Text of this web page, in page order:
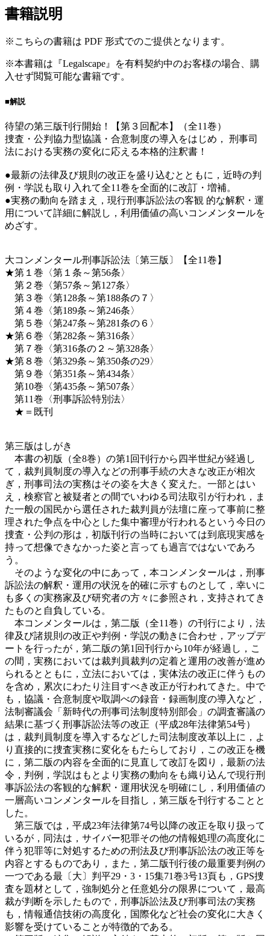
書籍説明
※こちらの書籍は PDF 形式でのご提供となります。
※本書籍は『Legalscape』を有料契約中のお客様の場合、購
入せず閲覧可能な書籍です。
■解説
待望の第三版刊行開始！【第３回配本】（全11巻）
捜査・公判協力型協議・合意制度の導入をはじめ， 刑事司
法における実務の変化に応える本格的注釈書！
●最新の法律及び規則の改正を盛り込むとともに，近時の判
例・学説も取り入れて全11巻を全面的に改訂・増補。
●実務の動向を踏まえ，現行刑事訴訟法の客観 的な解釈・運
用について詳細に解説し，利用価値の高いコンメンタールを
めざす。
大コンメンタール刑事訴訟法〔第三版〕【全11巻】
★第１巻〈第１条～第56条〉
第２巻〈第57条～第127条〉
第３巻〈第128条～第188条の７〉
第４巻〈第189条～第246条〉
第５巻〈第247条～第281条の６〉
★第６巻〈第282条～第316条〉
第７巻〈第316条の２～第328条〉
★第８巻〈第329条～第350条の29〉
第９巻〈第351条～第434条〉
第10巻〈第435条～第507条〉
第11巻〈刑事訴訟特別法〉
★＝既刊
第三版はしがき
本書の初版（全8巻）の第1回刊行から四半世紀が経過し
て，裁判員制度の導入などの刑事手続の大きな改正が相次
ぎ，刑事司法の実務はその姿を大きく変えた。一部とはい
え，検察官と被疑者との間でいわゆる司法取引が行われ，ま
た一般の国民から選任された裁判員が法壇に座って事前に整
理された争点を中心とした集中審理が行われるという今日の
捜査・公判の形は，初版刊行の当時においては到底現実感を
持って想像できなかった姿と言っても過言ではないであろ
う。
そのような変化の中にあって，本コンメンタールは，刑事
訴訟法の解釈・運用の状況を的確に示すものとして，幸いに
も多くの実務家及び研究者の方々に参照され，支持されてき
たものと自負している。
本コンメンタールは，第二版（全11巻）の刊行により，法
律及び諸規則の改正や判例・学説の動きに合わせ，アップデ
ートを行ったが，第二版の第1回刊行から10年が経過し，こ
の間，実務においては裁判員裁判の定着と運用の改善が進め
られるとともに，立法においては，実体法の改正に伴うもの
を含め，累次にわたり注目すべき改正が行われてきた。中で
も，協議・合意制度や取調べの録音・録画制度の導入など，
法制審議会「新時代の刑事司法制度特別部会」の調査審議の
結果に基づく刑事訴訟法等の改正（平成28年法律第54号）
は，裁判員制度を導入するなどした司法制度改革以上に，よ
り直接的に捜査実務に変化をもたらしており，この改正を機
に，第二版の内容を全面的に見直して改訂を図り，最新の法
令，判例，学説はもとより実務の動向をも織り込んで現行刑
事訴訟法の客観的な解釈・運用状況を明確にし，利用価値の
一層高いコンメンタールを目指し，第三版を刊行することと
した。
第三版では，平成23年法律第74号以降の改正を取り扱って
いるが，同法は，サイバー犯罪その他の情報処理の高度化に
伴う犯罪等に対処するための刑法及び刑事訴訟法の改正等を
内容とするものであり，また，第二版刊行後の最重要判例の
一つである最〔大〕判平29・3・15集71巻3号13頁も，GPS捜
査を題材として，強制処分と任意処分の限界について，最高
裁が判断を示したもので，刑事訴訟法及び刑事司法の実務
も，情報通信技術の高度化，国際化など社会の変化に大きく
影響を受けていることが特徴的である。